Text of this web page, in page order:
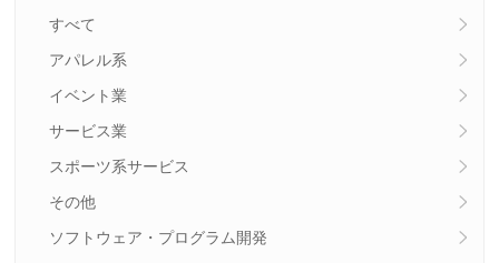
すべて
アパレル系
イベント業
サービス業
スポーツ系サービス
その他
ソフトウェア・プログラム開発